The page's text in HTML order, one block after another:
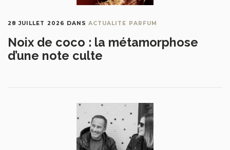
28 JUILLET 2026 DANSACTUALITE PARFUM
Noix de coco : la métamorphose
d’une note culte